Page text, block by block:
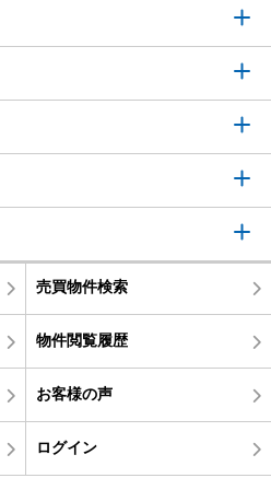
売買物件検索
物件閲覧履歴
お客様の声
ログイン